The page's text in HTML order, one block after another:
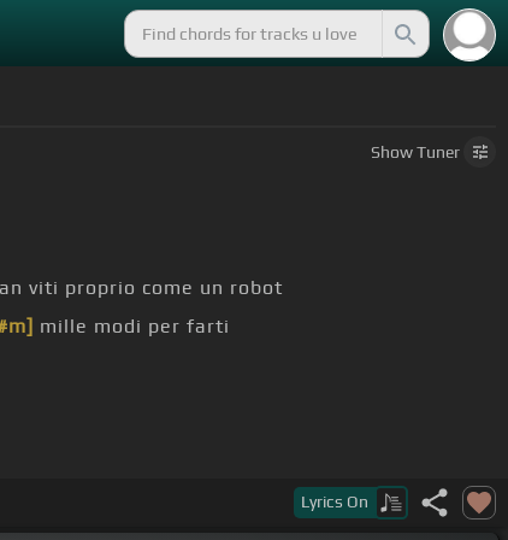
ShowTuner
viti proprio come un robot
mille modi per farti
Lyrics On